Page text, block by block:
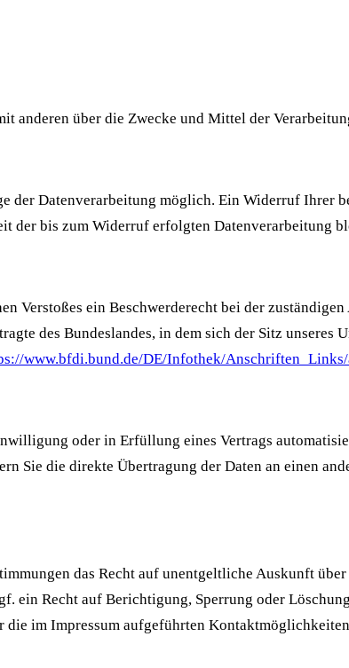
anderen über die Zwecke und Mittel der
der Datenverarbeitung möglich. Ein Widerruf
der bis zum Widerruf erfolgten Datenverarbeitung
Verstoßes ein Beschwerderecht bei der
des Bundeslandes, in dem sich der Sitz
www.bfdi.bund.de/DE/Infothek/
oder in Erfüllung eines Vertrags
Sie die direkte Übertragung der Daten an einen
das Recht auf unentgeltliche Auskunft
ein Recht auf Berichtigung, Sperrung oder
die im Impressum aufgeführten